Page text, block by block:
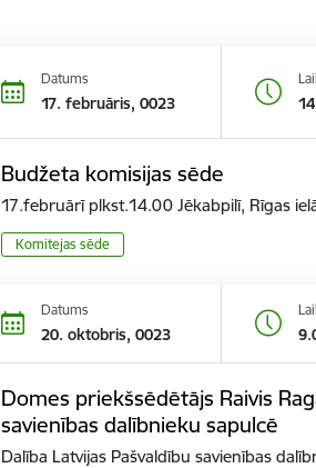
Datums
17. februāris, 0023
Budžeta komisijas sēde
17.februārī plkst.14.00 Jēkabpilī, Rīgas
Komitejas sēde
Datums
20. oktobris, 0023
Domes priekšsēdētājs Raivis
savienības dalībnieku sapulcē
Dalība Latvijas Pašvaldību savienības